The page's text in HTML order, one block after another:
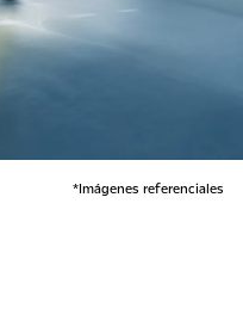
*Imágenes referenciales